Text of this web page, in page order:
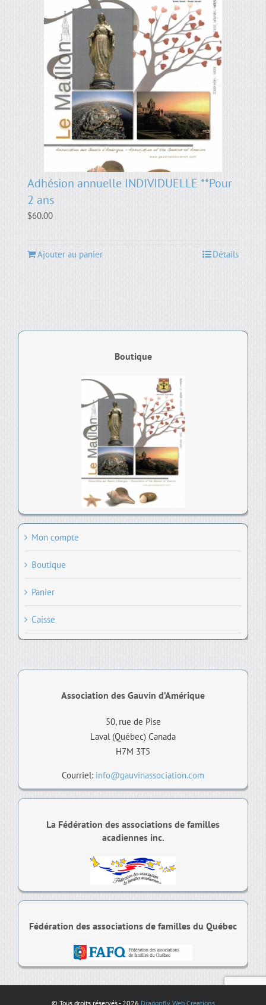
Adhésion annuelle INDIVIDUELLE **Pour
2 ans
$60.00
Ajouter au panier Détails
Association des Gauvin d’Amérique
50, rue de Pise
Laval (Québec) Canada
H7M 3T5
Courriel: info@gauvinassociation.com
La Fédération des associations de familles
acadiennes inc.
Fédération des associations de familles du Québec
Boutique
Mon compte
Boutique
Panier
Caisse
© Tous droits réservés - 2026 Dragonfly Web Creations